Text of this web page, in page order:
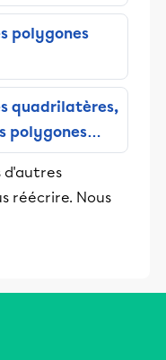
les élèves
réussite
polygones
quadrilatères,
polygones
d'autres
réécrire. Nous